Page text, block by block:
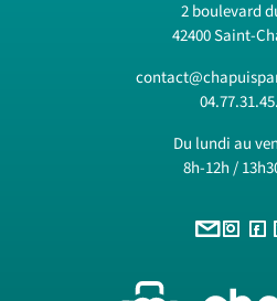
2 boulevard
42400 Saint-
Du lundi au
8h-12h /